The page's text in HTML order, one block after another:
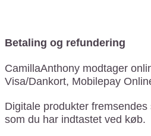
Betaling og refundering
CamillaAnthony modtager
Visa/Dankort, Mobilepay
Digitale produkter
som du har indtastet ved køb.